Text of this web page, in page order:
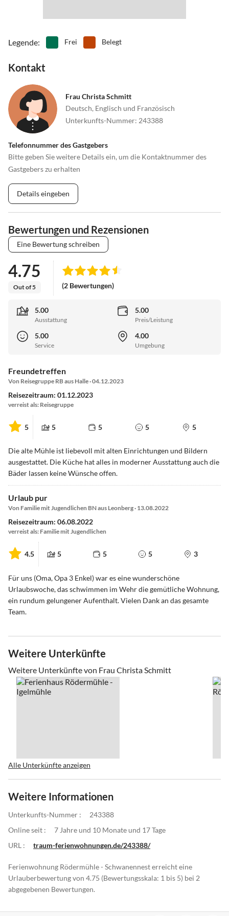
Legende: Frei Belegt
Kontakt
Frau Christa Schmitt
Deutsch, Englisch und Französisch
Unterkunfts-Nummer: 243388
Telefonnummer des Gastgebers
Bitte geben Sie weitere Details ein, um die Kontaktnummer des
Gastgebers zu erhalten
Details eingeben
Bewertungen und Rezensionen
Eine Bewertung schreiben
4.75
Out of 5 (2 Bewertungen)
5.00
Ausstattung
5.00
Preis/Leistung
5.00
Service
4.00
Umgebung
Freundetreffen
Von Reisegruppe RB aus Halle · 04.12.2023
Reisezeitraum: 01.12.2023
verreist als: Reisegruppe
5 5 5 5 5
Die alte Mühle ist liebevoll mit alten Einrichtungen und Bildern
ausgestattet. Die Küche hat alles in moderner Ausstattung auch die
Bäder lassen keine Wünsche offen.
Urlaub pur
Von Familie mit Jugendlichen BN aus Leonberg · 13.08.2022
Reisezeitraum: 06.08.2022
verreist als: Familie mit Jugendlichen
4.5 5 5 5 3
Für uns (Oma, Opa 3 Enkel) war es eine wunderschöne
Urlaubswoche, das schwimmen im Wehr die gemütliche Wohnung,
ein rundum gelungener Aufenthalt. Vielen Dank an das gesamte
Team.
Weitere Unterkünfte
Weitere Unterkünfte von Frau Christa Schmitt
Alle Unterkünfte anzeigen
Weitere Informationen
Unterkunfts-Nummer :
243388
Online seit :
7 Jahre und 10 Monate und 17 Tage
URL :
traum-ferienwohnungen.de/243388/
Ferienwohnung Rödermühle - Schwanennest erreicht eine
Urlauberbewertung von 4.75 (Bewertungsskala: 1 bis 5) bei 2
abgegebenen Bewertungen.